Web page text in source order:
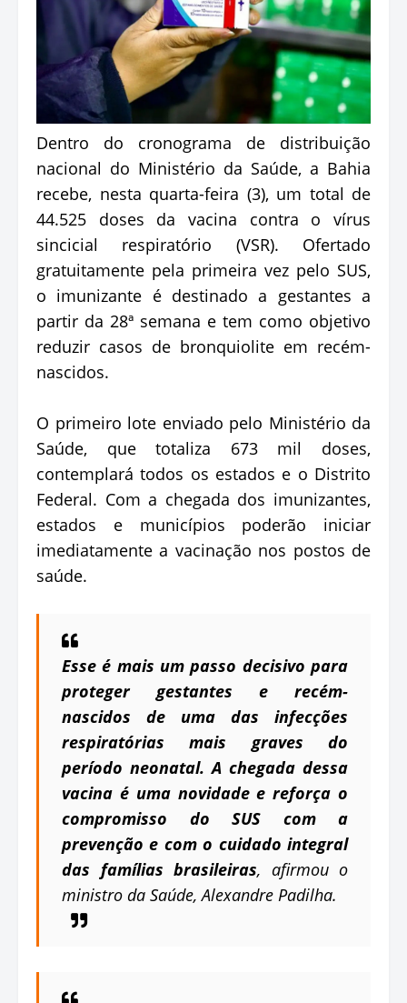
Dentro do cronograma de distribuição
nacional do Ministério da Saúde, a Bahia
recebe, nesta quarta-feira (3), um total de
44.525 doses da vacina contra o vírus
sincicial respiratório (VSR). Ofertado
gratuitamente pela primeira vez pelo SUS,
o imunizante é destinado a gestantes a
partir da 28ª semana e tem como objetivo
reduzir casos de bronquiolite em recém-
nascidos.
O primeiro lote enviado pelo Ministério da
Saúde, que totaliza 673 mil doses,
contemplará todos os estados e o Distrito
Federal. Com a chegada dos imunizantes,
estados e municípios poderão iniciar
imediatamente a vacinação nos postos de
saúde.
Esse é mais um passo decisivo para
proteger gestantes e recém-
nascidos de uma das infecções
respiratórias mais graves do
período neonatal. A chegada dessa
vacina é uma novidade e reforça o
compromisso do SUS com a
prevenção e com o cuidado integral
das famílias brasileiras, afirmou o
ministro da Saúde, Alexandre Padilha.